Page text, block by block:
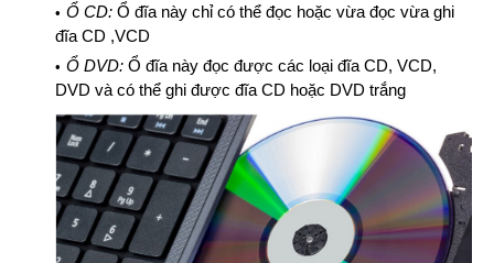
Ổ CD: Ổ đĩa này chỉ có thể đọc hoặc vừa đọc vừa ghi
đĩa CD ,VCD
Ổ DVD: Ổ đĩa này đọc được các loại đĩa CD, VCD,
DVD và có thể ghi được đĩa CD hoặc DVD trắng